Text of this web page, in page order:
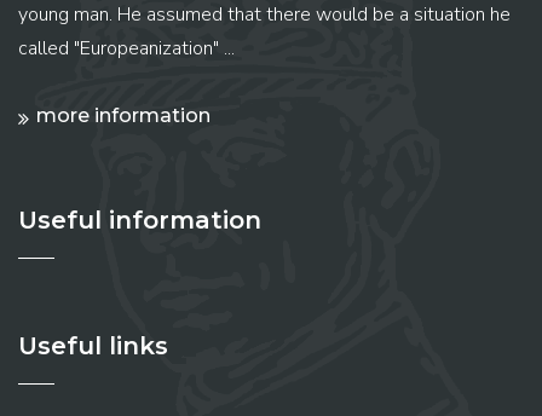
young man. He assumed that there would be a situation he
called "Europeanization" ...
more information
Useful information
Useful links